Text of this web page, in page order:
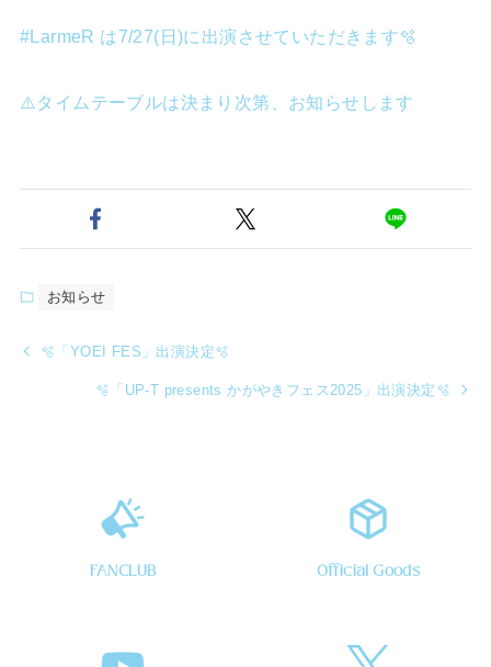
#LarmeR は7/27(日)に出演させていただきます🫧
⚠️タイムテーブルは決まり次第、お知らせします
お知らせ
🫧「YOEI FES」出演決定🫧
🫧「UP-T presents かがやきフェス2025」出演決定🫧
FANCLUB Official Goods